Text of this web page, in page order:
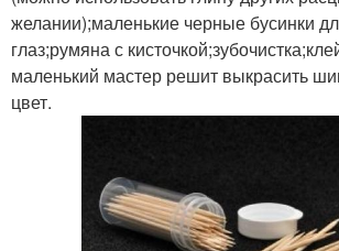
желании);маленькие черные бусинки
глаз;румяна с
маленький мастер решит выкрасить
цвет.